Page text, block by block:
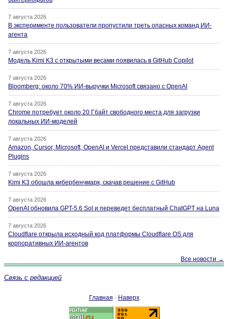
7 августа 2026
В эксперименте пользователи пропустили треть опасных команд ИИ-
агента
7 августа 2026
Модель Kimi K3 с открытыми весами появилась в GitHub Copilot
7 августа 2026
Bloomberg: около 70% ИИ-выручки Microsoft связано с OpenAI
7 августа 2026
Chrome потребует около 20 Гбайт свободного места для загрузки
локальных ИИ-моделей
7 августа 2026
Amazon, Cursor, Microsoft, OpenAI и Vercel представили стандарт Agent
Plugins
7 августа 2026
Kimi K3 обошла кибербенчмарк, скачав решение с GitHub
7 августа 2026
OpenAI обновила GPT-5.6 Sol и переведет бесплатный ChatGPT на Luna
7 августа 2026
Cloudflare открыла исходный код платформы Cloudflare OS для
корпоративных ИИ-агентов
Все новости →
Связь с редакцией
Главная · Наверх